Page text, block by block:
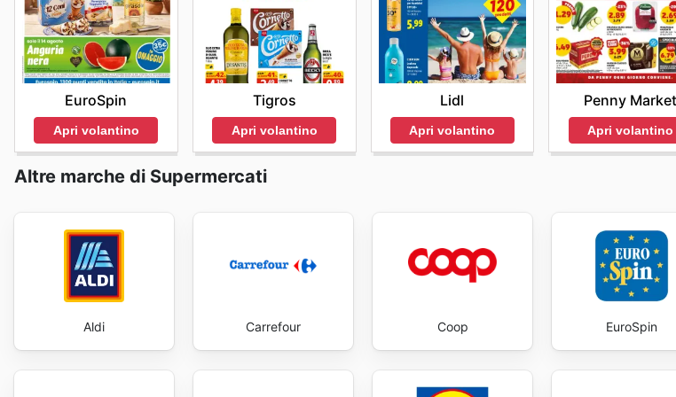
località. Per sfruttare al meglio la vostra esperienza di acquisto online con Deco
visitare il sito ufficiale o di contattare il servizio clienti per informazioni dettagliate.
EuroSpin
Apri volantino
Tigros
Apri volantino
Lidl
Apri volantino
Penny Market
Apri volantino
Altre marche di Supermercati
Aldi Carrefour Coop EuroSpin